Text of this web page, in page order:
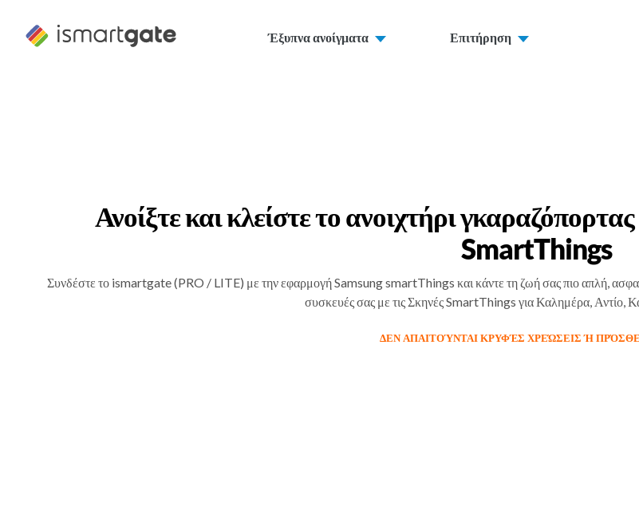
περιεχόμενο
Έξυπνα ανοίγματα Επιτήρηση
Ανοίξτε και κλείστε το ανοιχτήρι
SmartThings
Συνδέστε το ismartgate (PRO / LITE) με την εφαρμογή Samsung smartThings και κάντε τη ζωή σας πιο απλή,
συσκευές σας με τις Σκηνές SmartThings για Καλημέρα, Αντίο,
ΔΕΝ ΑΠΑΙΤΟΎΝΤΑΙ ΚΡΥΦΈΣ ΧΡΕΏΣΕΙΣ Ή